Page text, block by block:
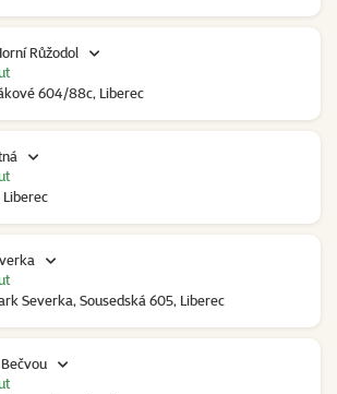
Růžodol
604/88c, Liberec
Liberec
Severka, Sousedská 605, Liberec